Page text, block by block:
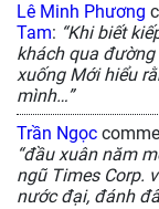
Lê Minh Phương
Tam: “Khi biết
khách qua
xuống Mới hiểu
mình…”
Trần Ngọc
“đầu xuân năm
ngũ Times Corp.
nước đại, đánh